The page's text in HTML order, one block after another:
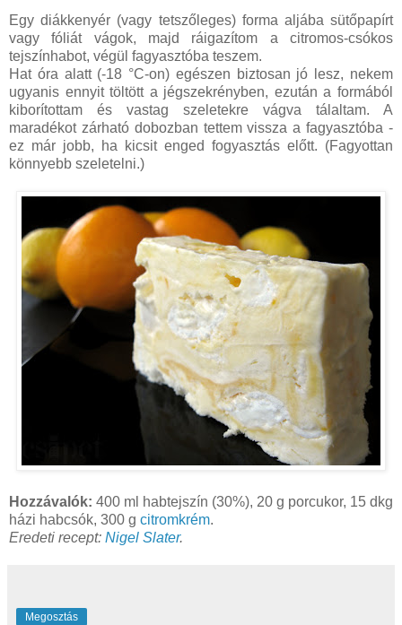
Egy diákkenyér (vagy tetszőleges) forma aljába sütőpapírt
vagy fóliát vágok, majd ráigazítom a citromos-csókos
tejszínhabot, végül fagyasztóba teszem.
Hat óra alatt (-18 °C-on) egészen biztosan jó lesz, nekem
ugyanis ennyit töltött a jégszekrényben, ezután a formából
kiborítottam és vastag szeletekre vágva tálaltam. A
maradékot zárható dobozban tettem vissza a fagyasztóba -
ez már jobb, ha kicsit enged fogyasztás előtt. (Fagyottan
könnyebb szeletelni.)
Hozzávalók: 400 ml habtejszín (30%), 20 g porcukor, 15 dkg
házi habcsók, 300 g citromkrém.
Eredeti recept: Nigel Slater.
Megosztás